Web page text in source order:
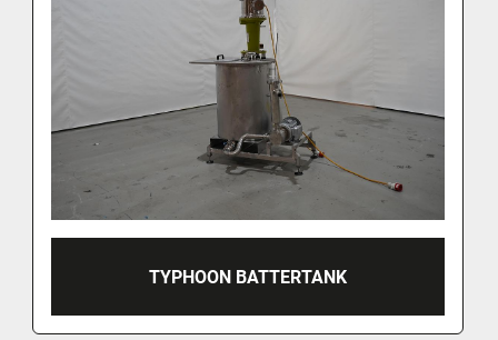
TYPHOON BATTERTANK